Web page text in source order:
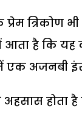
प्रेम त्रिकोण
है कि यह
एक अजनबी
होता है